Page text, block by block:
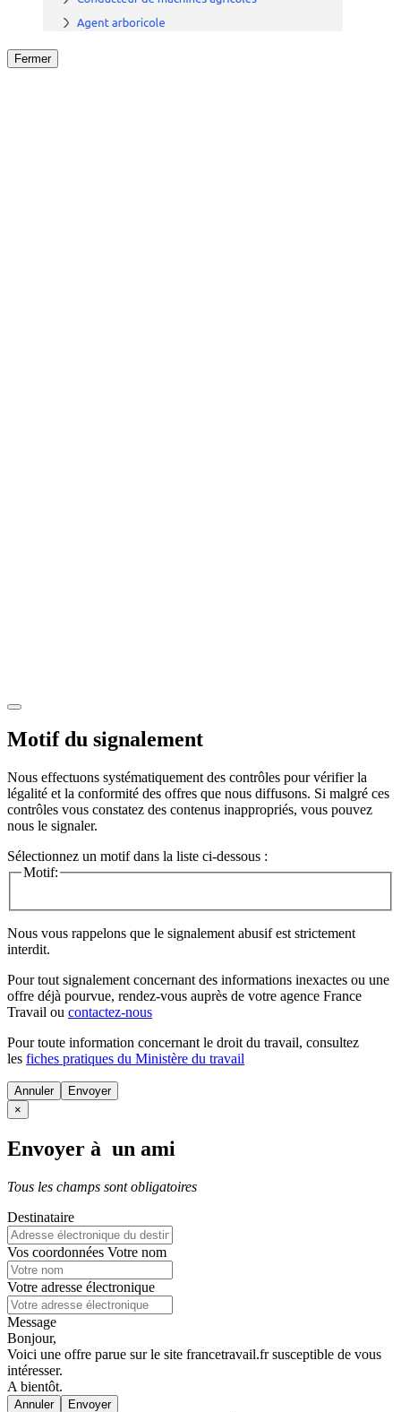
Fermer
Motif du signalement
Nous effectuons systématiquement des contrôles pour vérifier la
légalité et la conformité des offres que nous diffusons. Si malgré ces
contrôles vous constatez des contenus inappropriés, vous pouvez
nous le signaler.
Sélectionnez un motif dans la liste ci-dessous :
Motif:
Nous vous rappelons que le signalement abusif est strictement
interdit.
Pour tout signalement concernant des informations inexactes ou une
offre déjà pourvue, rendez-vous auprès de votre agence France
Travail ou contactez-nous
Pour toute information concernant le droit du travail, consultez
les fiches pratiques du Ministère du travail
Annuler
×
Envoyer à un ami
Tous les champs sont obligatoires
Destinataire
Vos coordonnées Votre nom
Votre adresse électronique
Message
Bonjour,
Voici une offre parue sur le site francetravail.fr susceptible de vous
intéresser.
A bientôt.
Annuler